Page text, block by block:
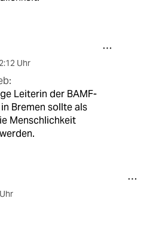
Uhr
Leiterin der BAMF-
Bremen sollte als
Menschlichkeit